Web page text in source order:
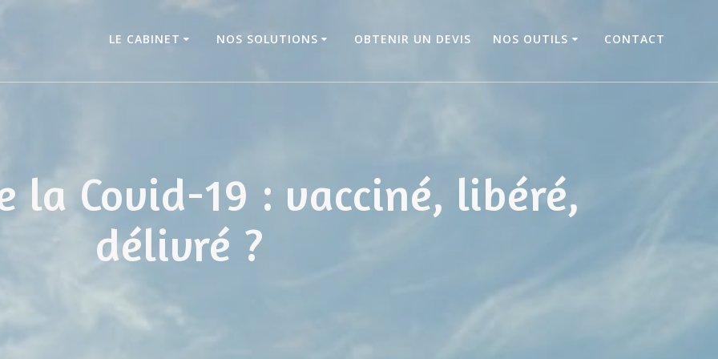
LE CABINET NOS SOLUTIONS OBTENIR UN DEVIS NOS OUTILS CONTACT
la Covid-19 : vacciné, libéré,
délivré ?